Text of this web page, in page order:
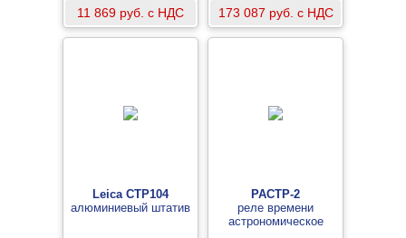
11 869 руб. с НДС 173 087 руб. с НДС
Leica CTP104
алюминиевый штатив
РАСТР-2
реле времени
астрономическое